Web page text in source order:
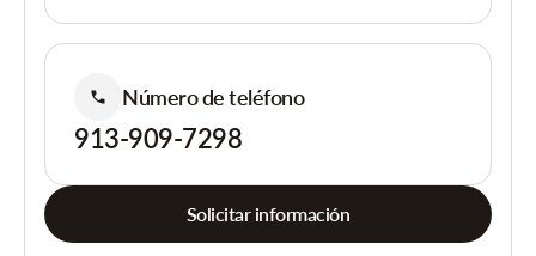
Número de teléfono
913-909-7298
Solicitar información